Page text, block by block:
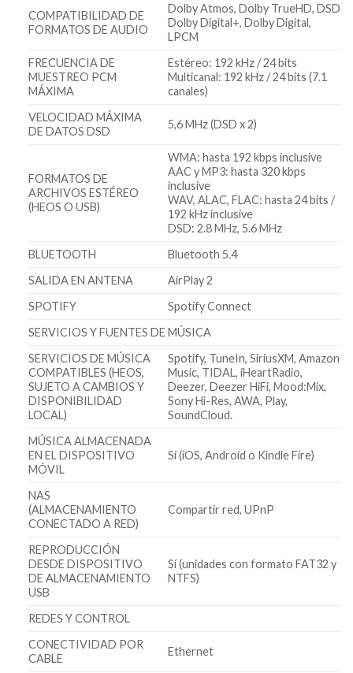
COMPATIBILIDAD DE
FORMATOS DE AUDIO
Dolby Atmos, Dolby TrueHD, DSD
Dolby Digital+, Dolby Digital,
LPCM
FRECUENCIA DE
MUESTREO PCM
MÁXIMA
Estéreo: 192 kHz / 24 bits
Multicanal: 192 kHz / 24 bits (7.1
canales)
VELOCIDAD MÁXIMA
DE DATOS DSD
5,6 MHz (DSD x 2)
FORMATOS DE
ARCHIVOS ESTÉREO
(HEOS O USB)
WMA: hasta 192 kbps inclusive
AAC y MP3: hasta 320 kbps
inclusive
WAV, ALAC, FLAC: hasta 24 bits /
192 kHz inclusive
DSD: 2.8 MHz, 5.6 MHz
BLUETOOTH
Bluetooth 5.4
SALIDA EN ANTENA
AirPlay 2
SPOTIFY
Spotify Connect
SERVICIOS Y FUENTES DE MÚSICA
SERVICIOS DE MÚSICA
COMPATIBLES (HEOS,
SUJETO A CAMBIOS Y
DISPONIBILIDAD
LOCAL)
Spotify, TuneIn, SiriusXM, Amazon
Music, TIDAL, iHeartRadio,
Deezer, Deezer HiFi, Mood:Mix,
Sony Hi-Res, AWA, Play,
SoundCloud.
MÚSICA ALMACENADA
EN EL DISPOSITIVO
MÓVIL
Sí (iOS, Android o Kindle Fire)
NAS
(ALMACENAMIENTO
CONECTADO A RED)
Compartir red, UPnP
REPRODUCCIÓN
DESDE DISPOSITIVO
DE ALMACENAMIENTO
USB
Sí (unidades con formato FAT32 y
NTFS)
REDES Y CONTROL
CONECTIVIDAD POR
CABLE
Ethernet